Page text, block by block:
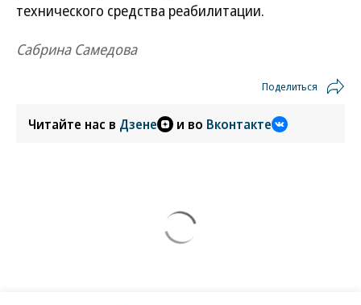
технического средства реабилитации.
Сабрина Самедова
Поделиться
Читайте нас в Дзене и во Вконтакте